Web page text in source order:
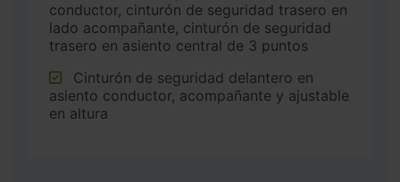
conductor, cinturón de seguridad trasero en
lado acompañante, cinturón de seguridad
trasero en asiento central de 3 puntos
asiento conductor, acompañante y ajustable
en altura